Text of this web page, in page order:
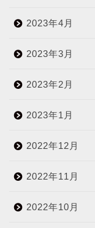
2023年4月
2023年3月
2023年2月
2023年1月
2022年12月
2022年11月
2022年10月